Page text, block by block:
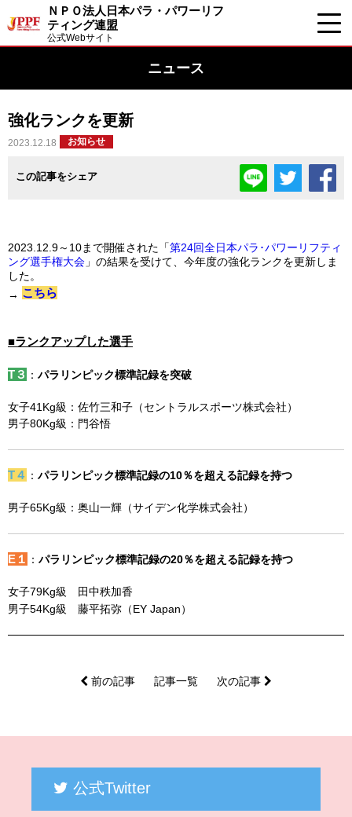
ＮＰＯ法人日本パラ・パワーリフ
ティング連盟
公式Webサイト
ニュース
強化ランクを更新
2023.12.18 お知らせ
この記事をシェア
2023.12.9～10まで開催された「第24回全日本パラ･パワーリフティ
ング選手権大会 」の結果を受けて、今年度の強化ランクを更新しま
した。
→ こちら
■ランクアップした選手
T３ ： パラリンピック標準記録を突破
女子41Kg級：佐竹三和子（セントラルスポーツ株式会社）
男子80Kg級：門谷悟
T４ ： パラリンピック標準記録の10％を超える記録を持つ
男子65Kg級：奥山一輝（サイデン化学株式会社）
E１ ： パラリンピック標準記録の20％を超える記録を持つ
女子79Kg級 田中秩加香
男子54Kg級 藤平拓弥（EY Japan）
前の記事 記事一覧 次の記事
公式Twitter